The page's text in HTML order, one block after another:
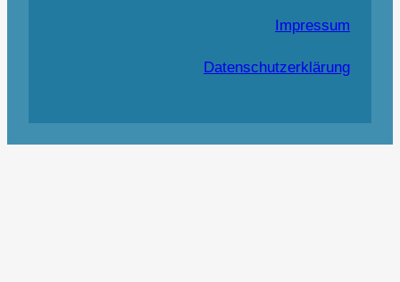
Impressum
Datenschutzerklärung